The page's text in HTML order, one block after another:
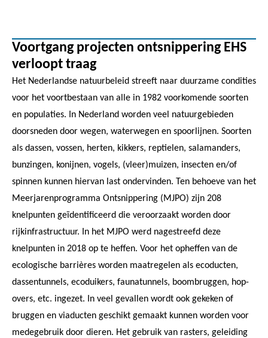
Voortgang projecten ontsnippering EHS
verloopt traag
Het Nederlandse natuurbeleid streeft naar duurzame condities
voor het voortbestaan van alle in 1982 voorkomende soorten
en populaties. In Nederland worden veel natuurgebieden
doorsneden door wegen, waterwegen en spoorlijnen. Soorten
als dassen, vossen, herten, kikkers, reptielen, salamanders,
bunzingen, konijnen, vogels, (vleer)muizen, insecten en/of
spinnen kunnen hiervan last ondervinden. Ten behoeve van het
Meerjarenprogramma Ontsnippering (MJPO) zijn 208
knelpunten geïdentificeerd die veroorzaakt worden door
rijkinfrastructuur. In het MJPO werd nagestreefd deze
knelpunten in 2018 op te heffen. Voor het opheffen van de
ecologische barrières worden maatregelen als ecoducten,
dassentunnels, ecoduikers, faunatunnels, boombruggen, hop-
overs, etc. ingezet. In veel gevallen wordt ook gekeken of
bruggen en viaducten geschikt gemaakt kunnen worden voor
medegebruik door dieren. Het gebruik van rasters, geleiding